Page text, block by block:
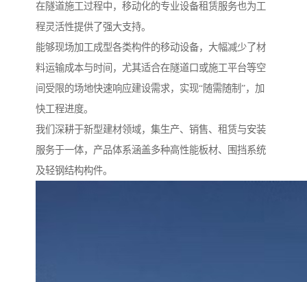
在隧道施工过程中，移动化的专业设备租赁服务也为工
程灵活性提供了强大支持。
能够现场加工成型各类构件的移动设备，大幅减少了材
料运输成本与时间，尤其适合在隧道口或施工平台等空
间受限的场地快速响应建设需求，实现“随需随制”，加
快工程进度。
我们深耕于新型建材领域，集生产、销售、租赁与安装
服务于一体，产品体系涵盖多种高性能板材、围挡系统
及轻钢结构构件。